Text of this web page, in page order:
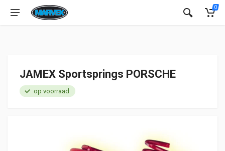
0
JAMEX Sportsprings PORSCHE
op voorraad